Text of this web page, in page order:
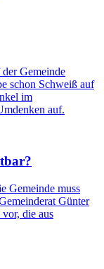
Gemeinde
schon Schweiß auf
im
auf.
Gemeinde muss
Günter
die aus